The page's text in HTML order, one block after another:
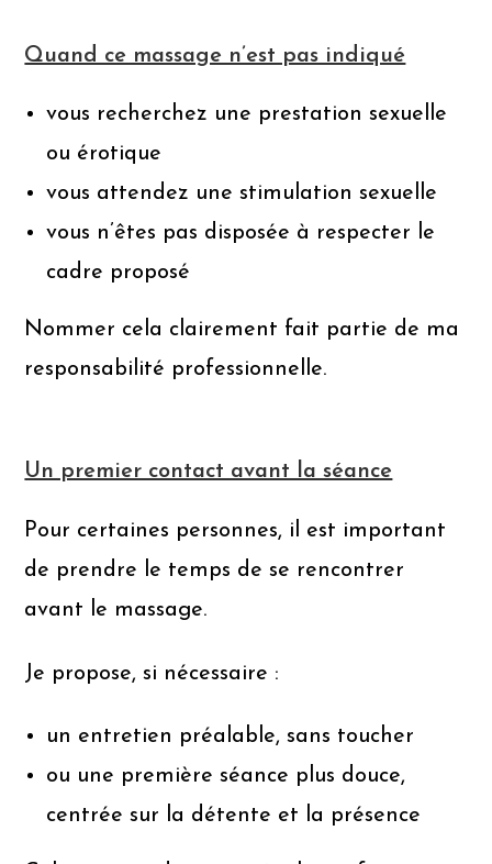
Quand ce massage n’est pas indiqué
vous recherchez une prestation sexuelle
ou érotique
vous attendez une stimulation sexuelle
vous n’êtes pas disposée à respecter le
cadre proposé
Nommer cela clairement fait partie de ma
responsabilité professionnelle.
Un premier contact avant la séance
Pour certaines personnes, il est important
de prendre le temps de se rencontrer
avant le massage.
Je propose, si nécessaire :
un entretien préalable, sans toucher
ou une première séance plus douce,
centrée sur la détente et la présence